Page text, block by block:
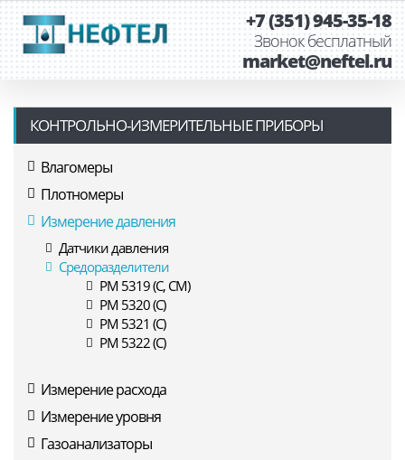
+7 (351) 945-35-18
Звонок бесплатный
market@neftel.ru
КОНТРОЛЬНО-ИЗМЕРИТЕЛЬНЫЕ ПРИБОРЫ
Влагомеры
Плотномеры
Измерение давления
Датчики давления
Средоразделители
РМ 5319 (С, СМ)
РМ 5320 (С)
РМ 5321 (С)
РМ 5322 (С)
Измерение расхода
Измерение уровня
Газоанализаторы